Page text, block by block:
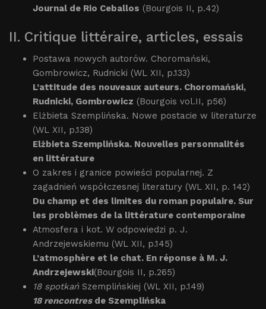
Journal de Rio Ceballos (Bourgois II, p.42)
II. Critique littéraire, articles, essais
Postawa nowych autorów. Choromański,
Gombrowicz, Rudnicki (WL XII, p.133)
L’attitude des nouveaux auteurs. Choromański,
Rudnicki, Gombrowicz (Bourgois vol.II, p56)
Elżbieta Szemplińska. Nowe postacie w literaturze
(WL XII, p.138)
Elżbieta Szemplińska. Nouvelles personnalités
en littérature
O zakres i granice powieści popularnej. Z
zagadnień współczesnej literatury (WL XII, p. 142)
Du champ et des limites du roman populaire. Sur
les problèmes de la littérature contemporaine
Atmosfera i kot. W odpowiedzi p. J.
Andrzejewskiemu (WL XII, p.145)
L’atmosphère et le chat. En réponse à M. J.
Andrzejewski(Bourgois II, p.265)
18 spotkańSzemplińskiej (WL XII, p.149)
18 rencontresde Szemplińska